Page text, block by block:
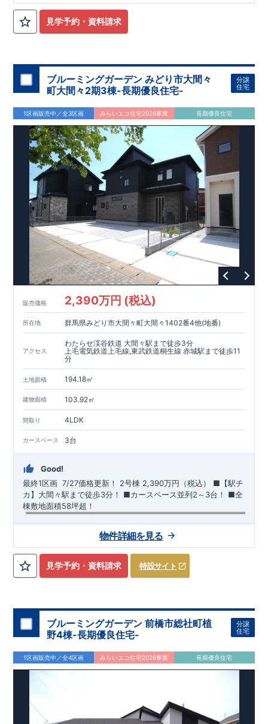
見学予約・資料請求
ブルーミングガーデン みどり市大間々
町大間々2期3棟-長期優良住宅-
分譲
住宅
1区画販売中／全3区画 みらいエコ住宅2026事業 長期優良住宅
販売価格 2,390万円 (税込)
所在地 群馬県みどり市大間々町大間々1402番4他(地番)
アクセス
わたらせ渓谷鉄道 大間々駅まで徒歩3分
上毛電気鉄道上毛線,東武鉄道桐生線 赤城駅まで徒歩11
分
土地面積 194.18㎡
建物面積 103.92㎡
間取り 4LDK
カースペース 3台
Good!
最終1区画 7/27価格更新！
2号棟 2,390万円（税込）
​■【駅チ
カ】大間々駅まで徒歩3分！ ​■カースペース並列2～3台！ ​■全
棟敷地面積58坪超！
​上毛電鉄、東武桐生線 ​『赤城』駅……徒歩11分（約870
【学校】 小学校……徒歩10分（約790ｍ）
【妥協のない家づくり】 ​↓ クリックすると詳細ページが表示
されます 長期優良住宅 ​住宅性能評価
地震に強い家づくり
（地盤編） ​地震に強い家づくり（建物編）
地震に強い家づく
り（制震編）
【ブルーミングガーデンが選ばれる理由】 ​↓ クリックすると
詳細ページが表示されます ​暮らしを豊かにする空間アイデア
お問い合わせ​
高崎営業所（定休日：火曜日・水
曜日）
営業時間／9：30～18：30​
GOOD DESIGN AWARD2024 東栄住宅​
見学予約・資料請求 特設サイト
物件詳細を見る
ブルーミングガーデン 前橋市総社町植
野4棟-長期優良住宅-
分譲
住宅
1区画販売中／全4区画 みらいエコ住宅2026事業 長期優良住宅